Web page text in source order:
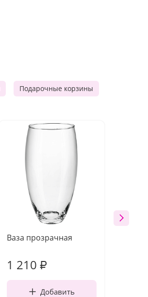
Подарочные корзины
Ваза прозрачная
1 210 ₽
Добавить